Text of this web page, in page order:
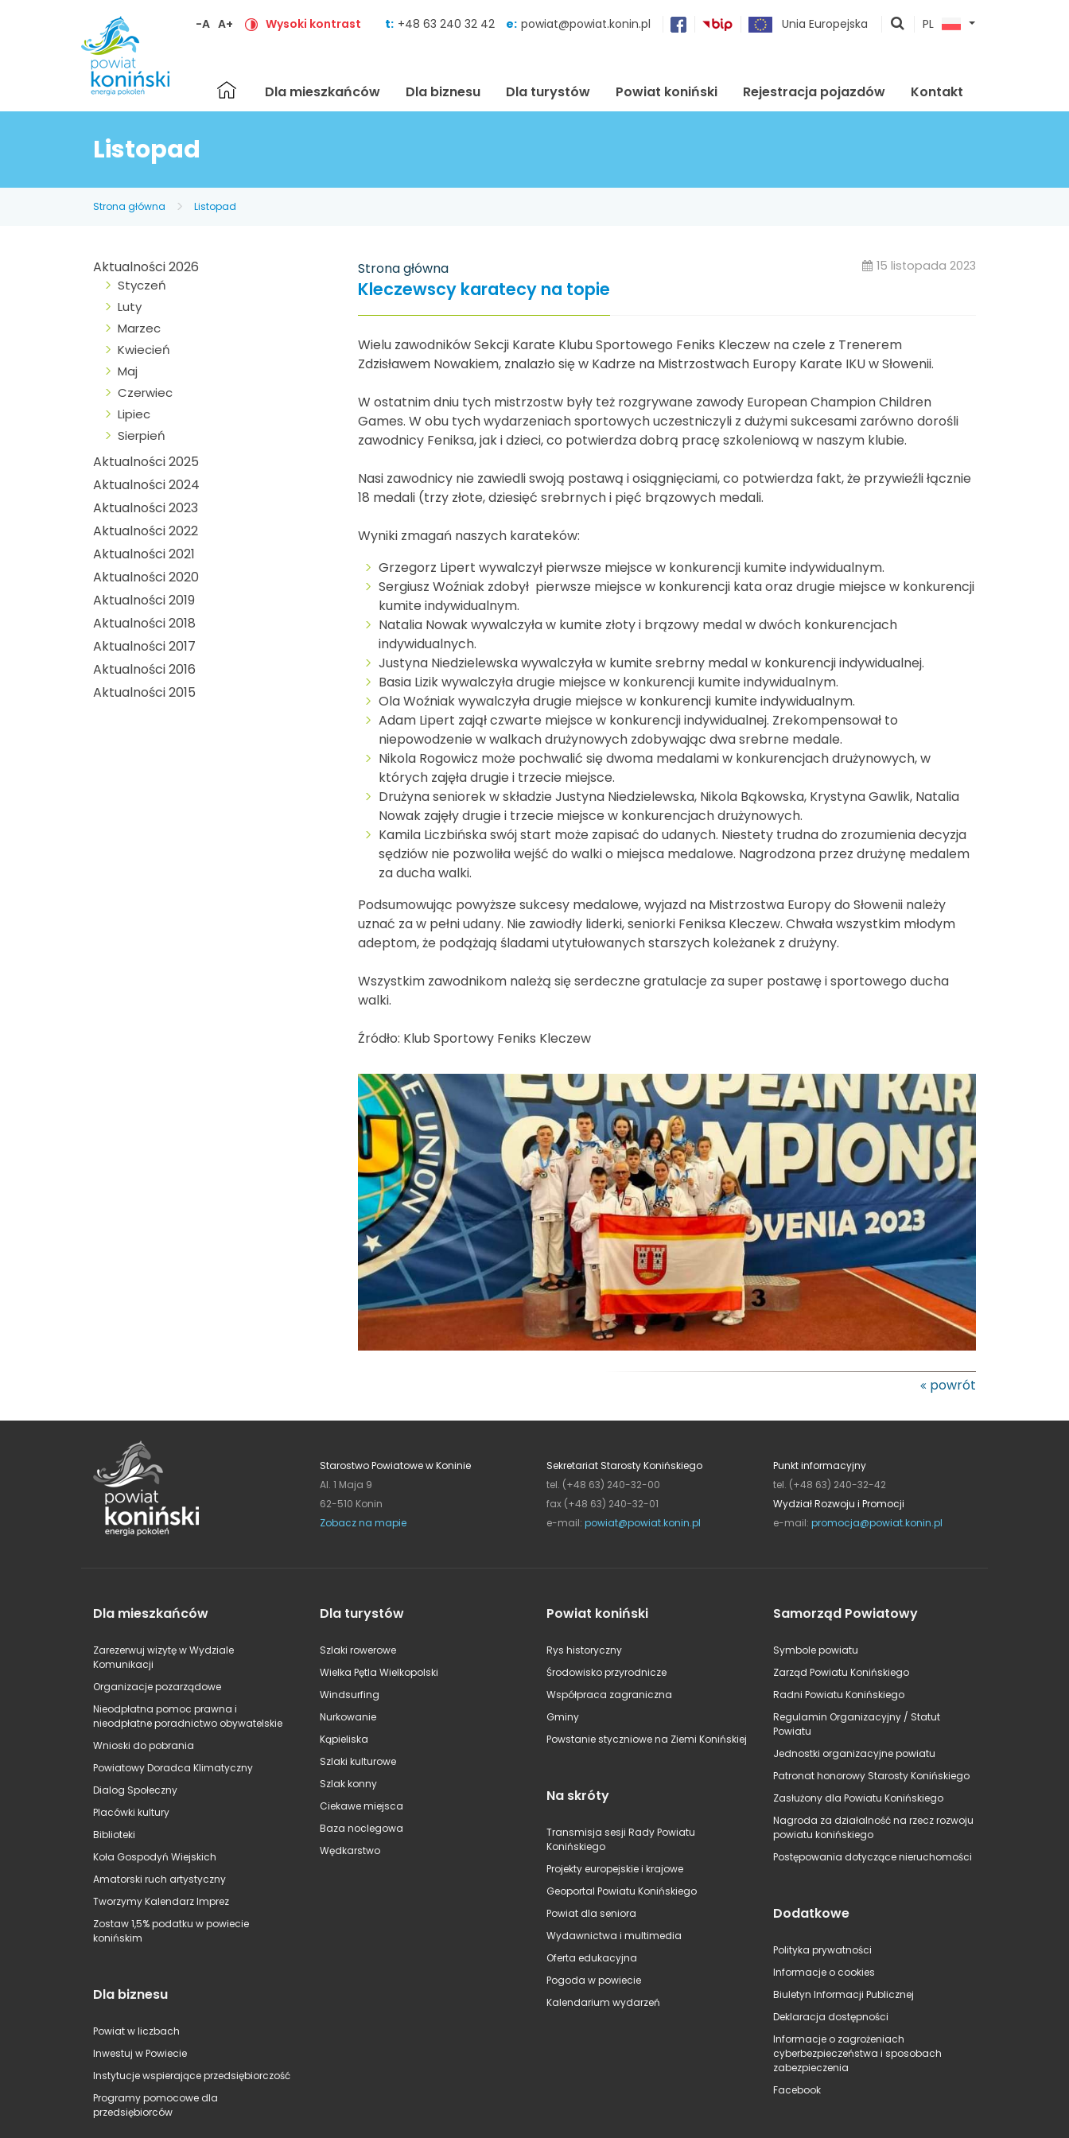
-A A+ Wysoki kontrast t: +48 63 240 32 42 e: powiat@powiat.konin.pl Unia Europejska
pokaż
PL
Strona
główna
Dla mieszkańców Dla biznesu Dla turystów Powiat koniński Rejestracja pojazdów Kontakt
Listopad
Strona główna Listopad
Aktualności 2026
Styczeń
Luty
Marzec
Kwiecień
Maj
Czerwiec
Lipiec
Sierpień
Aktualności 2025
Aktualności 2024
Aktualności 2023
Aktualności 2022
Aktualności 2021
Aktualności 2020
Aktualności 2019
Aktualności 2018
Aktualności 2017
Aktualności 2016
Aktualności 2015
Strona główna 15 listopada 2023
Kleczewscy karatecy na topie
Wielu zawodników Sekcji Karate Klubu Sportowego Feniks Kleczew na czele z Trenerem
Zdzisławem Nowakiem, znalazło się w Kadrze na Mistrzostwach Europy Karate IKU w Słowenii.
W ostatnim dniu tych mistrzostw były też rozgrywane zawody European Champion Children
Games. W obu tych wydarzeniach sportowych uczestniczyli z dużymi sukcesami zarówno dorośli
zawodnicy Feniksa, jak i dzieci, co potwierdza dobrą pracę szkoleniową w naszym klubie.
Nasi zawodnicy nie zawiedli swoją postawą i osiągnięciami, co potwierdza fakt, że przywieźli łącznie
18 medali (trzy złote, dziesięć srebrnych i pięć brązowych medali.
Wyniki zmagań naszych karateków:
Grzegorz Lipert wywalczył pierwsze miejsce w konkurencji kumite indywidualnym.
Sergiusz Woźniak zdobył pierwsze miejsce w konkurencji kata oraz drugie miejsce w konkurencji
kumite indywidualnym.
Natalia Nowak wywalczyła w kumite złoty i brązowy medal w dwóch konkurencjach
indywidualnych.
Justyna Niedzielewska wywalczyła w kumite srebrny medal w konkurencji indywidualnej.
Basia Lizik wywalczyła drugie miejsce w konkurencji kumite indywidualnym.
Ola Woźniak wywalczyła drugie miejsce w konkurencji kumite indywidualnym.
Adam Lipert zajął czwarte miejsce w konkurencji indywidualnej. Zrekompensował to
niepowodzenie w walkach drużynowych zdobywając dwa srebrne medale.
Nikola Rogowicz może pochwalić się dwoma medalami w konkurencjach drużynowych, w
których zajęła drugie i trzecie miejsce.
Drużyna seniorek w składzie Justyna Niedzielewska, Nikola Bąkowska, Krystyna Gawlik, Natalia
Nowak zajęły drugie i trzecie miejsce w konkurencjach drużynowych.
Kamila Liczbińska swój start może zapisać do udanych. Niestety trudna do zrozumienia decyzja
sędziów nie pozwoliła wejść do walki o miejsca medalowe. Nagrodzona przez drużynę medalem
za ducha walki.
Podsumowując powyższe sukcesy medalowe, wyjazd na Mistrzostwa Europy do Słowenii należy
uznać za w pełni udany. Nie zawiodły liderki, seniorki Feniksa Kleczew. Chwała wszystkim młodym
adeptom, że podążają śladami utytułowanych starszych koleżanek z drużyny.
Wszystkim zawodnikom należą się serdeczne gratulacje za super postawę i sportowego ducha
walki.
Źródło: Klub Sportowy Feniks Kleczew
powrót
Starostwo Powiatowe w Koninie
Al. 1 Maja 9
62-510 Konin
Zobacz na mapie
Sekretariat Starosty Konińskiego
tel. (+48 63) 240-32-00
fax (+48 63) 240-32-01
e-mail: powiat@powiat.konin.pl
Punkt informacyjny
tel. (+48 63) 240-32-42
Wydział Rozwoju i Promocji
e-mail: promocja@powiat.konin.pl
Dla mieszkańców
Zarezerwuj wizytę w Wydziale
Komunikacji
Organizacje pozarządowe
Nieodpłatna pomoc prawna i
nieodpłatne poradnictwo obywatelskie
Wnioski do pobrania
Powiatowy Doradca Klimatyczny
Dialog Społeczny
Placówki kultury
Biblioteki
Koła Gospodyń Wiejskich
Amatorski ruch artystyczny
Tworzymy Kalendarz Imprez
Zostaw 1,5% podatku w powiecie
konińskim
Dla biznesu
Powiat w liczbach
Inwestuj w Powiecie
Instytucje wspierające przedsiębiorczość
Programy pomocowe dla
przedsiębiorców
Dla turystów
Szlaki rowerowe
Wielka Pętla Wielkopolski
Windsurfing
Nurkowanie
Kąpieliska
Szlaki kulturowe
Szlak konny
Ciekawe miejsca
Baza noclegowa
Wędkarstwo
Powiat koniński
Rys historyczny
Środowisko przyrodnicze
Współpraca zagraniczna
Gminy
Powstanie styczniowe na Ziemi Konińskiej
Na skróty
Transmisja sesji Rady Powiatu
Konińskiego
Projekty europejskie i krajowe
Geoportal Powiatu Konińskiego
Powiat dla seniora
Wydawnictwa i multimedia
Oferta edukacyjna
Pogoda w powiecie
Kalendarium wydarzeń
Samorząd Powiatowy
Symbole powiatu
Zarząd Powiatu Konińskiego
Radni Powiatu Konińskiego
Regulamin Organizacyjny / Statut
Powiatu
Jednostki organizacyjne powiatu
Patronat honorowy Starosty Konińskiego
Zasłużony dla Powiatu Konińskiego
Nagroda za działalność na rzecz rozwoju
powiatu konińskiego
Postępowania dotyczące nieruchomości
Dodatkowe
Polityka prywatności
Informacje o cookies
Biuletyn Informacji Publicznej
Deklaracja dostępności
Informacje o zagrożeniach
cyberbezpieczeństwa i sposobach
zabezpieczenia
Facebook